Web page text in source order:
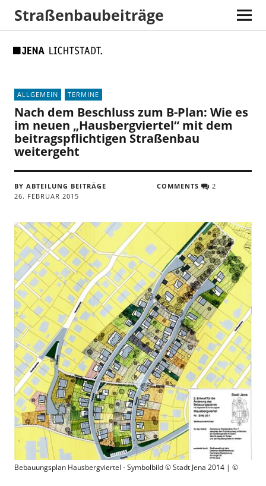
map
Straßenbaubeiträge
ALLGEMEIN TERMINE
Nach dem Beschluss zum B-Plan: Wie es
im neuen „Hausbergviertel“ mit dem
beitragspflichtigen Straßenbau
weitergeht
BY ABTEILUNG BEITRÄGE
26. FEBRUAR 2015
COMMENTS 2
Bebauungsplan Hausbergviertel - Symbolbild © Stadt Jena 2014 | ©